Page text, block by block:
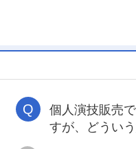
Q
個人演技販売
すが、どうい